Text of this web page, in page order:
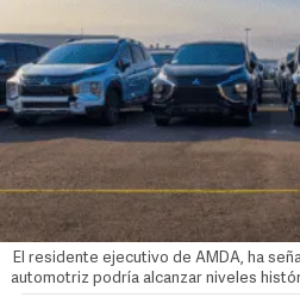
El residente ejecutivo de AMDA, ha
automotriz podría alcanzar niveles